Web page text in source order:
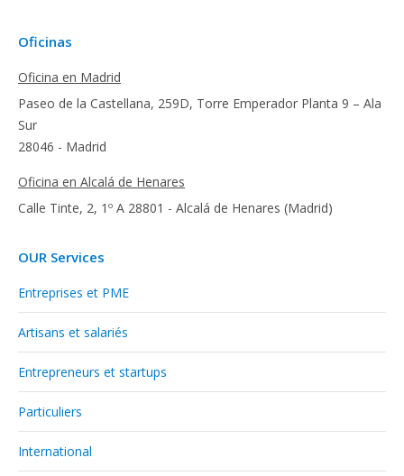
Oficinas
Oficina en Madrid
Paseo de la Castellana, 259D, Torre Emperador Planta 9 – Ala
Sur
28046 - Madrid
Oficina en Alcalá de Henares
Calle Tinte, 2, 1º A 28801 - Alcalá de Henares (Madrid)
OUR Services
Entreprises et PME
Artisans et salariés
Entrepreneurs et startups
Particuliers
International